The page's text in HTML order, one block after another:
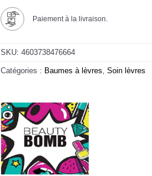
Paiement à la livraison.
SKU: 4603738476664
Catégories : Baumes à lèvres Soin lèvres